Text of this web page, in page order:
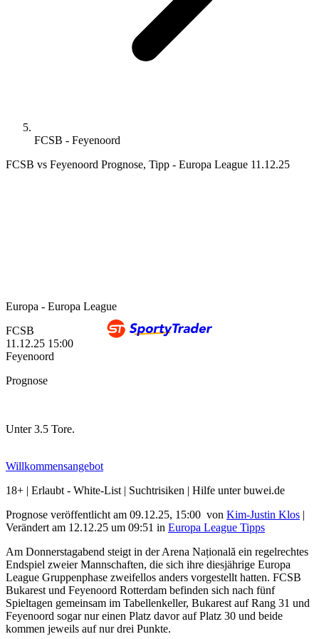
FCSB - Feyenoord
FCSB vs Feyenoord Prognose, Tipp - Europa League 11.12.25
Europa - Europa League
FCSB
11.12.25 15:00
Feyenoord
Prognose
Unter 3.5 Tore.
Willkommensangebot
18+ | Erlaubt - White-List | Suchtrisiken | Hilfe unter buwei.de
Prognose veröffentlicht am 09.12.25, 15:00 von Kim-Justin Klos |
Verändert am 12.12.25 um 09:51 in Europa League Tipps
Am Donnerstagabend steigt in der Arena Națională ein regelrechtes
Endspiel zweier Mannschaften, die sich ihre diesjährige Europa
League Gruppenphase zweifellos anders vorgestellt hatten. FCSB
Bukarest und Feyenoord Rotterdam befinden sich nach fünf
Spieltagen gemeinsam im Tabellenkeller, Bukarest auf Rang 31 und
Feyenoord sogar nur einen Platz davor auf Platz 30 und beide
kommen jeweils auf nur drei Punkte.